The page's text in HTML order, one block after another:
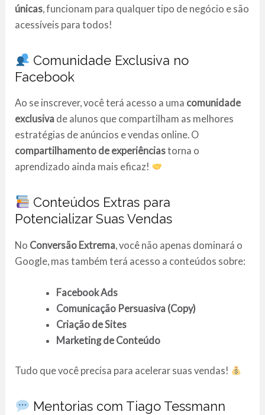
únicas , funcionam para qualquer tipo de negócio e são
acessíveis para todos!
Comunidade Exclusiva no
Facebook
Ao se inscrever, você terá acesso a uma comunidade
exclusiva de alunos que compartilham as melhores
estratégias de anúncios e vendas online. O
compartilhamento de experiênciastorna o
aprendizado ainda mais eficaz!
Conteúdos Extras para
Potencializar Suas Vendas
No Conversão Extrema , você não apenas dominará o
Google, mas também terá acesso a conteúdos sobre:
Facebook Ads
Comunicação Persuasiva (Copy)
Criação de Sites
Marketing de Conteúdo
Tudo que você precisa para acelerar suas vendas!
Mentorias com Tiago Tessmann